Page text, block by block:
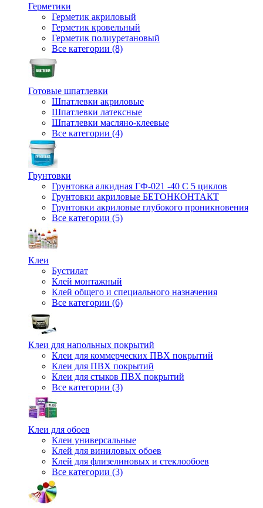
Герметики
Герметик акриловый
Герметик кровельный
Герметик полиуретановый
Все категории (8)
Готовые шпатлевки
Шпатлевки акриловые
Шпатлевки латексные
Шпатлевки масляно-клеевые
Все категории (4)
Грунтовки
Грунтовка алкидная ГФ-021 -40 С 5 циклов
Грунтовки акриловые БЕТОНКОНТАКТ
Грунтовки акриловые глубокого проникновения
Все категории (5)
Клеи
Бустилат
Клей монтажный
Клей общего и специального назначения
Все категории (6)
Клеи для напольных покрытий
Клеи для коммерческих ПВХ покрытий
Клеи для ПВХ покрытий
Клеи для стыков ПВХ покрытий
Все категории (3)
Клеи для обоев
Клеи универсальные
Клей для виниловых обоев
Клей для флизелиновых и стеклообоев
Все категории (3)